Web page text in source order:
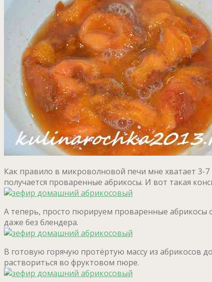
Как правило в микроволновой печи мне хватает 3-
получается проваренные абрикосы. И вот такая
А теперь, просто пюрируем проваренные
даже без блендера.
В готовую горячую протёртую массу из абрикосов
раствориться во фруктовом пюре.